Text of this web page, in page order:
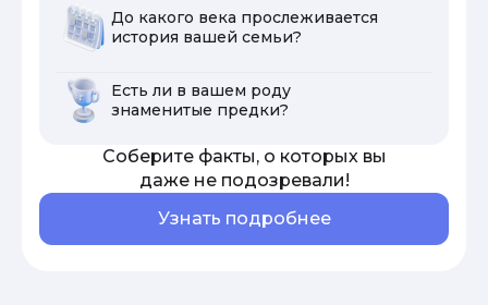
До какого века прослеживается
история вашей семьи?
Есть ли в вашем роду
знаменитые предки?
Соберите факты, о которых вы
даже не подозревали!
Узнать подробнее